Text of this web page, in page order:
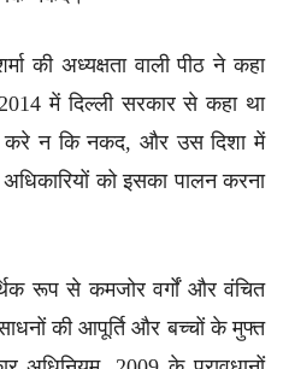
की अध्यक्षता वाली पीठ ने कहा
में दिल्ली सरकार से कहा था
करे न कि नकद, और उस दिशा में
को इसका पालन करना
रूप से कमजोर वर्गों और वंचित
की आपूर्ति और बच्चों के मुफ्त